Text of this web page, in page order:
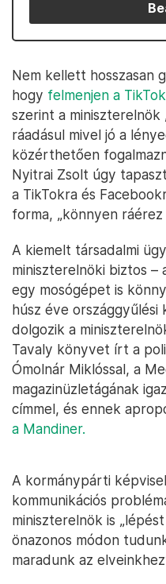
Nem kellett hosszasan
hogy felmenjen a
szerint a
ráadásul mivel jó a
közérthetően
Nyitrai Zsolt úgy
a TikTokra és
forma, „könnyen ráérez
A kiemelt társadalmi
miniszterelnöki biztos –
egy mosógépet is
húsz éve
dolgozik a
Tavaly könyvet írt a
Ómolnár Miklóssal, a
magazinüzletágának
címmel, és ennek
a Mandiner.
A kormánypárti
kommunikációs
miniszterelnök is
önazonos módon
maradunk az